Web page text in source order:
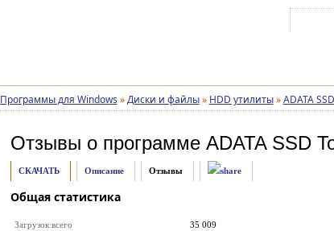
Программы для Windows » Диски и файлы » HDD утилиты » ADATA
Отзывы о программе ADATA SSD
СКАЧАТЬ Описание Отзывы
Общая статистика
Загрузок всего
35 009